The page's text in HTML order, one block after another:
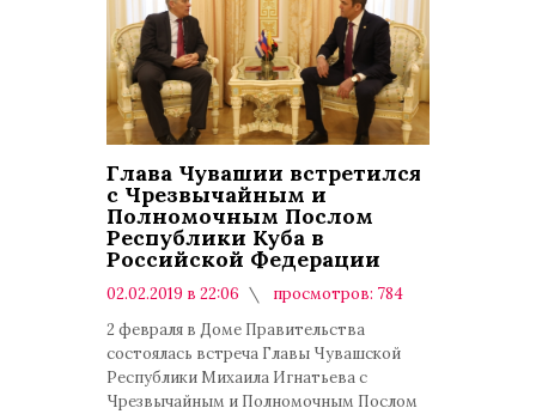
Глава Чувашии встретился
с Чрезвычайным и
Полномочным Послом
Республики Куба в
Российской Федерации
02.02.2019 в 22:06
просмотров: 784
2 февраля в Доме Правительства
состоялась встреча Главы Чувашской
Республики Михаила Игнатьева с
Чрезвычайным и Полномочным Послом